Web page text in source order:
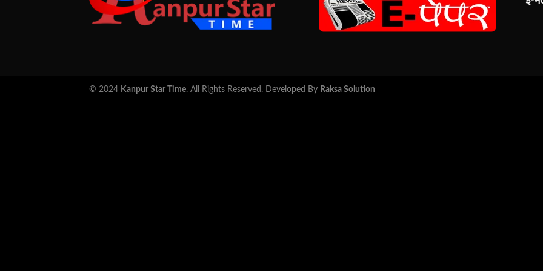
© 2024 Kanpur Star Time. All Rights Reserved. Developed By Raksa Solution